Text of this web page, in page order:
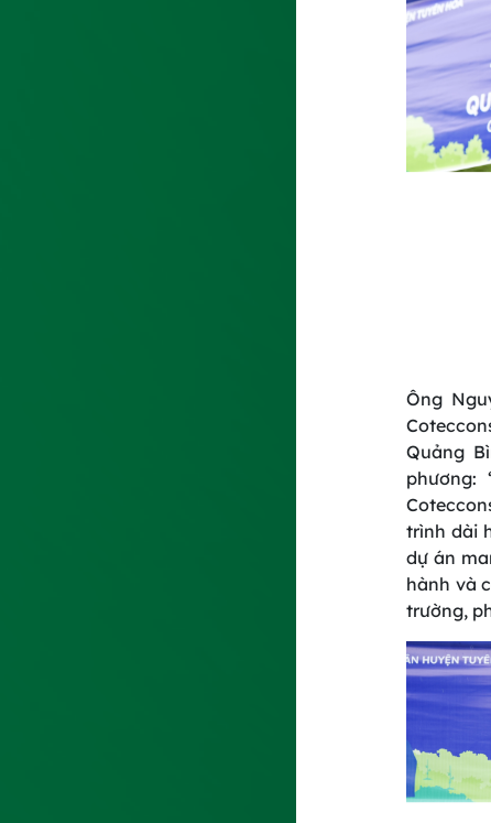
Ông
Quảng
phương:
trình dài
dự án
hành và
trường,